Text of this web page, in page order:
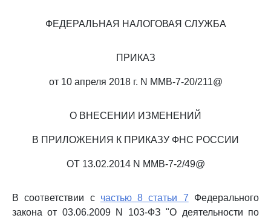
ФЕДЕРАЛЬНАЯ НАЛОГОВАЯ СЛУЖБА
ПРИКАЗ
от 10 апреля 2018 г. N ММВ-7-20/211@
О ВНЕСЕНИИ ИЗМЕНЕНИЙ
В ПРИЛОЖЕНИЯ К ПРИКАЗУ ФНС РОССИИ
ОТ 13.02.2014 N ММВ-7-2/49@
В соответствии с частью 8 статьи 7 Федерального
закона от 03.06.2009 N 103-ФЗ "О деятельности по